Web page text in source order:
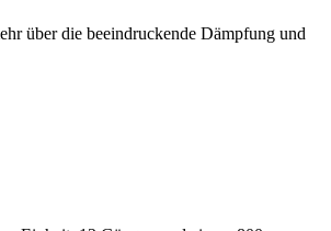
über die beeindruckende Dämpfung und